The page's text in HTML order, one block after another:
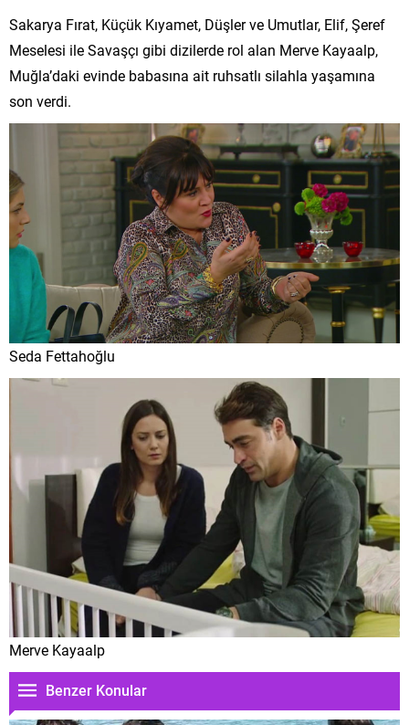
Sakarya Fırat, Küçük Kıyamet, Düşler ve Umutlar, Elif, Şeref
Meselesi ile Savaşçı gibi dizilerde rol alan Merve Kayaalp,
Muğla’daki evinde babasına ait ruhsatlı silahla yaşamına
son verdi.
Seda Fettahoğlu
Merve Kayaalp
Benzer Konular